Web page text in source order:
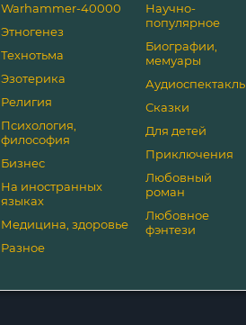
Warhammer-40000
Этногенез
Технотьма
Эзотерика
Религия
Психология,
философия
Бизнес
На иностранных
языках
Медицина, здоровье
Разное
Научно-
популярное
Биографии,
мемуары
Аудиоспектакль
Сказки
Для детей
Приключения
Любовный
роман
Любовное
фэнтези